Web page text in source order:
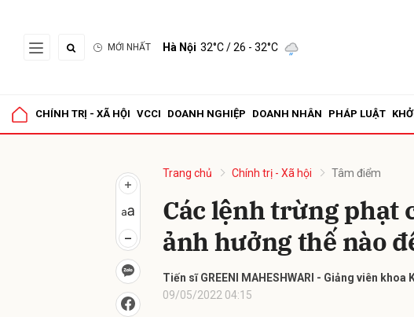
MỚI NHẤT Hà Nội 32°C/ 26 - 32°C
CHÍNH TRỊ - XÃ HỘI VCCI DOANH NGHIỆP DOANH NHÂN PHÁP LUẬT
Trang chủ Chính trị - Xã hội Tâm điểm
Các lệnh trừng phạt
ảnh hưởng thế nào
Tiến sĩ GREENI MAHESHWARI - Giảng viên
09/05/2022 04:15